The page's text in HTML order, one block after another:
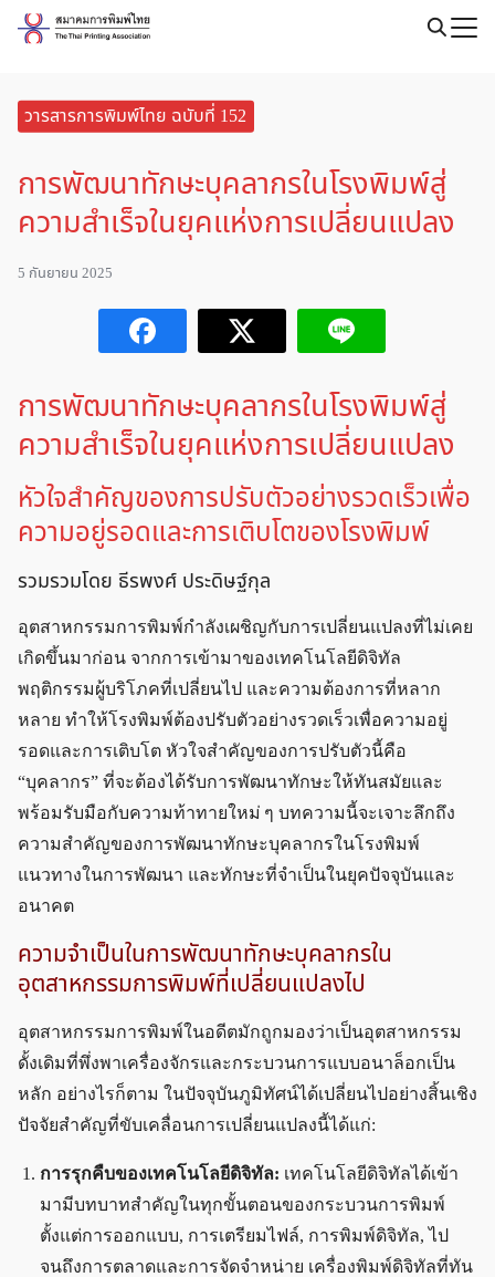
Skip
วารสารการพิมพ์ไทย ฉบับที่ 152
การพัฒนาทักษะบุคลากรในโรงพิมพ์สู่
ความสำเร็จในยุคแห่งการเปลี่ยนแปลง
5 กันยายน 2025
การพัฒนาทักษะบุคลากรในโรงพิมพ์สู่
ความสำเร็จในยุคแห่งการเปลี่ยนแปลง
หัวใจสำคัญของการปรับตัวอย่างรวดเร็วเพื่อ
ความอยู่รอดและการเติบโตของโรงพิมพ์
รวมรวมโดย ธีรพงศ์ ประดิษฐ์กุล
อุตสาหกรรมการพิมพ์กำลังเผชิญกับการเปลี่ยนแปลงที่ไม่เคย
เกิดขึ้นมาก่อน จากการเข้ามาของเทคโนโลยีดิจิทัล
พฤติกรรมผู้บริโภคที่เปลี่ยนไป และความต้องการที่หลาก
หลาย ทำให้โรงพิมพ์ต้องปรับตัวอย่างรวดเร็วเพื่อความอยู่
รอดและการเติบโต หัวใจสำคัญของการปรับตัวนี้คือ
“บุคลากร” ที่จะต้องได้รับการพัฒนาทักษะให้ทันสมัยและ
พร้อมรับมือกับความท้าทายใหม่ ๆ บทความนี้จะเจาะลึกถึง
ความสำคัญของการพัฒนาทักษะบุคลากรในโรงพิมพ์
แนวทางในการพัฒนา และทักษะที่จำเป็นในยุคปัจจุบันและ
อนาคต
ความจำเป็นในการพัฒนาทักษะบุคลากรใน
อุตสาหกรรมการพิมพ์ที่เปลี่ยนแปลงไป
อุตสาหกรรมการพิมพ์ในอดีตมักถูกมองว่าเป็นอุตสาหกรรม
ดั้งเดิมที่พึ่งพาเครื่องจักรและกระบวนการแบบอนาล็อกเป็น
หลัก อย่างไรก็ตาม ในปัจจุบันภูมิทัศน์ได้เปลี่ยนไปอย่างสิ้นเชิง
ปัจจัยสำคัญที่ขับเคลื่อนการเปลี่ยนแปลงนี้ได้แก่:
การรุกคืบของเทคโนโลยีดิจิทัล: เทคโนโลยีดิจิทัลได้เข้า
มามีบทบาทสำคัญในทุกขั้นตอนของกระบวนการพิมพ์
ตั้งแต่การออกแบบ, การเตรียมไฟล์, การพิมพ์ดิจิทัล, ไป
จนถึงการตลาดและการจัดจำหน่าย เครื่องพิมพ์ดิจิทัลที่ทัน